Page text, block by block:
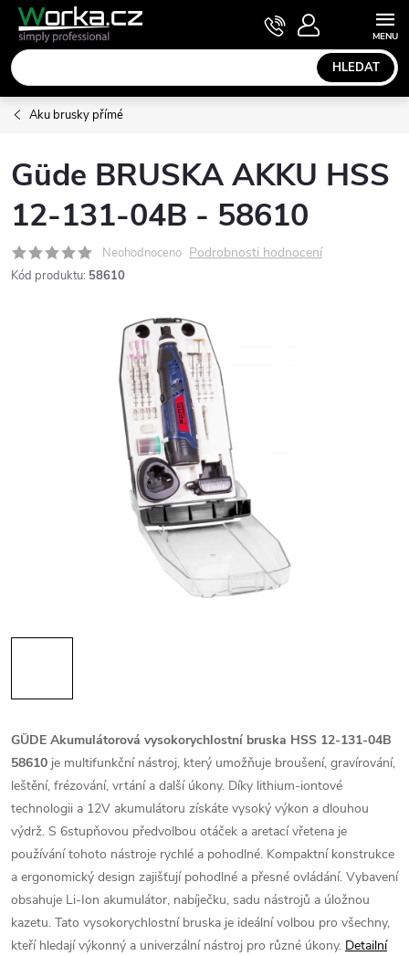
Přejít
obsah
HLEDAT
NÁKUPNÍ
KOŠÍK
Aku brusky přímé
Güde BRUSKA AKKU HSS
12-131-04B - 58610
Neohodnoceno Podrobnosti hodnocení
Kód produktu: 58610
GÜDE Akumulátorová vysokorychlostní bruska HSS 12-131-04B
58610 je multifunkční nástroj, který umožňuje broušení, gravírování,
leštění, frézování, vrtání a další úkony. Díky lithium-iontové
technologii a 12V akumulátoru získáte vysoký výkon a dlouhou
výdrž. S 6stupňovou předvolbou otáček a aretací vřetena je
používání tohoto nástroje rychlé a pohodlné. Kompaktní konstrukce
a ergonomický design zajišťují pohodlné a přesné ovládání. Vybavení
obsahuje Li-Ion akumulátor, nabíječku, sadu nástrojů a úložnou
kazetu. Tato vysokorychlostní bruska je ideální volbou pro všechny,
kteří hledají výkonný a univerzální nástroj pro různé úkony. Detailní